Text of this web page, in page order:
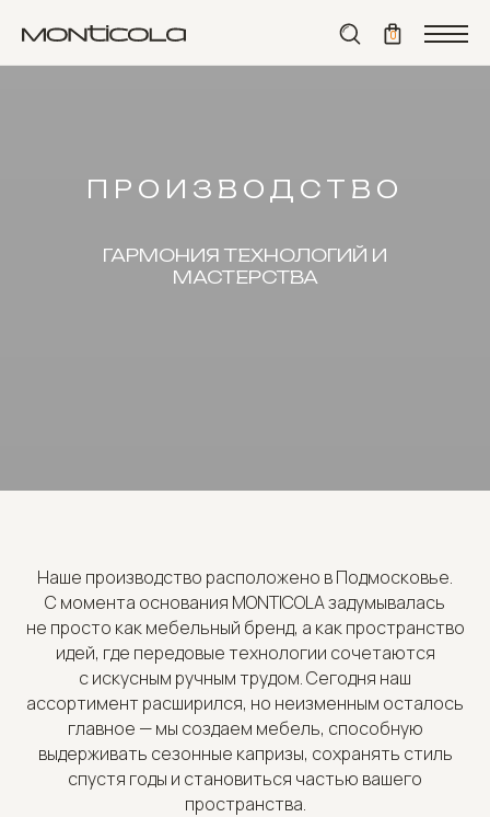
0
ПРОИЗВОДСТВО
ГАРМОНИЯ ТЕХНОЛОГИЙ И
МАСТЕРСТВА
Наше производство расположено в Подмосковье.
С момента основания MONTICOLA задумывалась
не просто как мебельный бренд, а как пространство
идей, где передовые технологии сочетаются
с искусным ручным трудом. Сегодня наш
ассортимент расширился, но неизменным осталось
главное — мы создаем мебель, способную
выдерживать сезонные капризы, сохранять стиль
спустя годы и становиться частью вашего
пространства.